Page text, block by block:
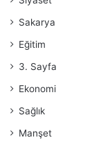
Sakarya
Eğitim
3. Sayfa
Ekonomi
Sağlık
Manşet